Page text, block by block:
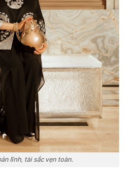
lĩnh, tài sắc vẹn toàn.